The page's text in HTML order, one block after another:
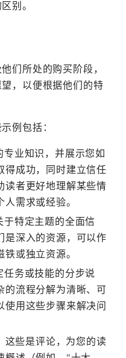
别。
们所处的购买阶段，
，以便根据他们的特
例包括：
专业知识，并展示您如
得成功，同时建立信任
读者更好地理解某些情
需求或经验。
于特定主题的全面信
是深入的资源，可以作
或独立资源。
任务或技能的分步说
的流程分解为清晰、可
使用这些步骤来解决问
这些是评论，为您的读